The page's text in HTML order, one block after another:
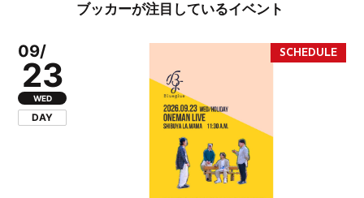
ブッカーが注目しているイベント
09/
23
WED
DAY